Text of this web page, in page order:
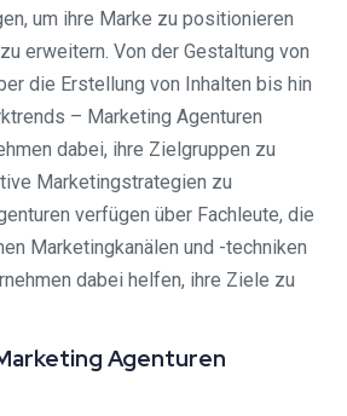
um ihre Marke zu positionieren
erweitern. Von der Gestaltung von
die Erstellung von Inhalten bis hin
– Marketing Agenturen
dabei, ihre Zielgruppen zu
Marketingstrategien zu
verfügen über Fachleute, die
Marketingkanälen und -techniken
dabei helfen, ihre Ziele zu
Agenturen